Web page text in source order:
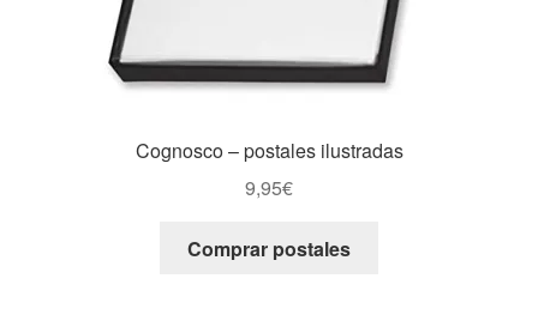
Cognosco – postales ilustradas
9,95€
Comprar postales